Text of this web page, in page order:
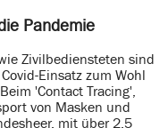
Pandemie
Zivilbediensteten sind
Einsatz zum Wohl
'Contact Tracing',
von Masken und
mit über 2,5